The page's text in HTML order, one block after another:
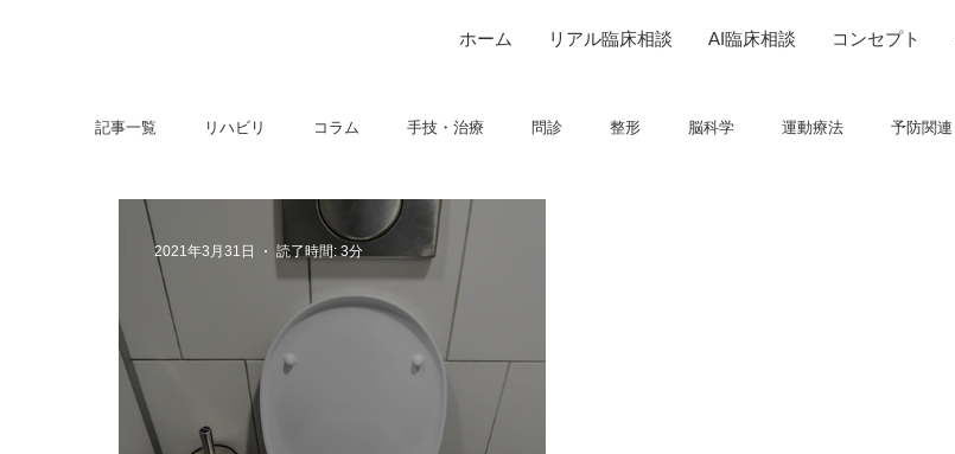
ホーム リアル臨床相談 AI臨床相談 コンセプト
記事一覧 リハビリ コラム 手技・治療 問診 整形 脳科学 運動療法 予防関連
学会・研究関連 高次脳機能障害 脳卒中上肢
コミュニケーション
2021年3月31日 読了時間: 3分